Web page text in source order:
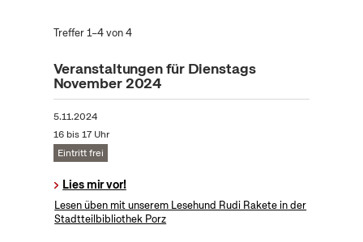
Treffer 1–4 von 4
Veranstaltungen für Dienstags
November 2024
5.11.2024
16 bis 17 Uhr
Eintritt frei
Lies mir vor!
Lesen üben mit unserem Lesehund Rudi Rakete in der
Stadtteilbibliothek Porz